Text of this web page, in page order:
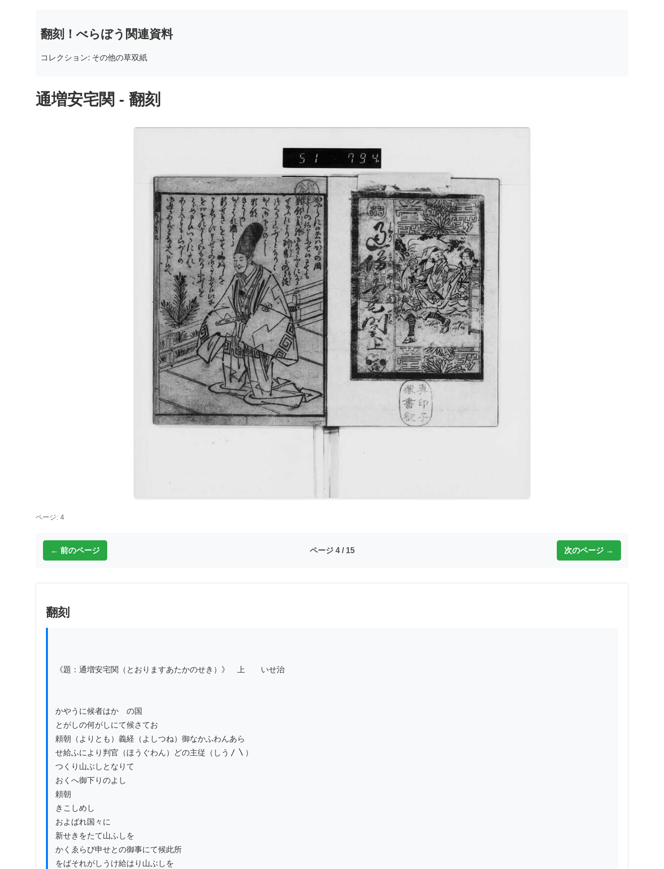
翻刻！べらぼう関連資料
コレクション: その他の草双紙
通増安宅関 - 翻刻
ページ: 4
← 前のページ ページ 4 / 15 次のページ →
翻刻
《題：通増安宅関（とおりますあたかのせき）》　上　　いせ治
かやうに候者はかゞの国
とがしの何がしにて候さてお
頼朝（よりとも）義経（よしつね）御なかふわんあら
せ給ふにより判官（ほうぐわん）どの主従（しう〳〵）
つくり山ぶしとなりて
おくへ御下りのよし
頼朝
きこしめし
およばれ国々に
新せきをたて山ふしを
かくゑらび申せとの御事にて候此所
をばそれがしうけ給はり山ぶしを